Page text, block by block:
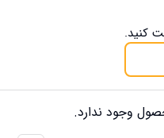
کنید.
وجود ندارد.